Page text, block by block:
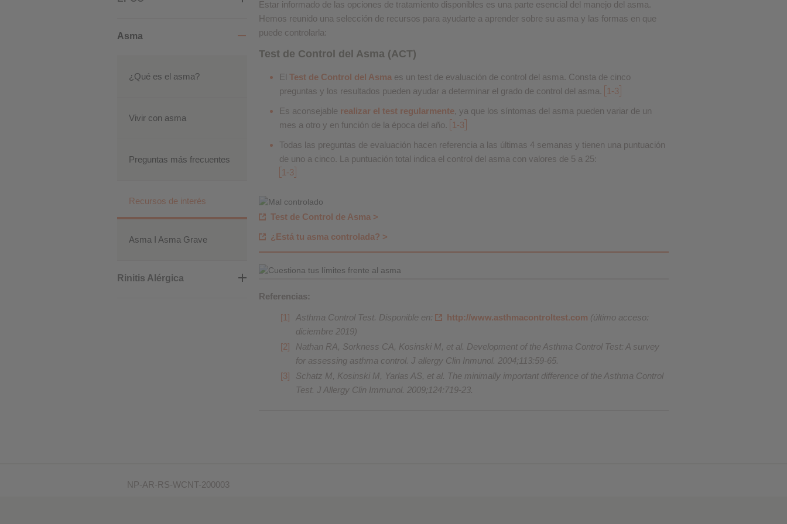
Asma
¿Qué es el asma?
Vivir con asma
Preguntas más frecuentes
Recursos de interés
Asma I Asma Grave
Rinitis Alérgica
Estar informado de las opciones de tratamiento disponibles es una parte esencial del manejo del asma.
Hemos reunido una selección de recursos para ayudarte a aprender sobre su asma y las formas en que
puede controlarla:
Test de Control del Asma (ACT)
El Test de Control del Asmaes un test de evaluación de control del asma. Consta de cinco
preguntas y los resultados pueden ayudar a determinar el grado de control del asma.
1-3
Es aconsejable realizar el test regularmente, ya que los síntomas del asma pueden variar de un
mes a otro y en función de la época del año.
1-3
Todas las preguntas de evaluación hacen referencia a las últimas 4 semanas y tienen una puntuación
de uno a cinco. La puntuación total indica el control del asma con valores de 5 a 25:
1-3
Test de Control de Asma >
¿Está tu asma controlada? >
Referencias:
Asthma Control Test. Disponible en: http://www.asthmacontroltest.com (último acceso:
diciembre 2019)
Nathan RA, Sorkness CA, Kosinski M, et al. Development of the Asthma Control Test: A survey
for assessing asthma control. J allergy Clin Inmunol. 2004;113:59-65.
Schatz M, Kosinski M, Yarlas AS, et al. The minimally important difference of the Asthma Control
Test. J Allergy Clin Immunol. 2009;124:719-23.
NP-AR-RS-WCNT-200003
❮
Cookies publicitarias